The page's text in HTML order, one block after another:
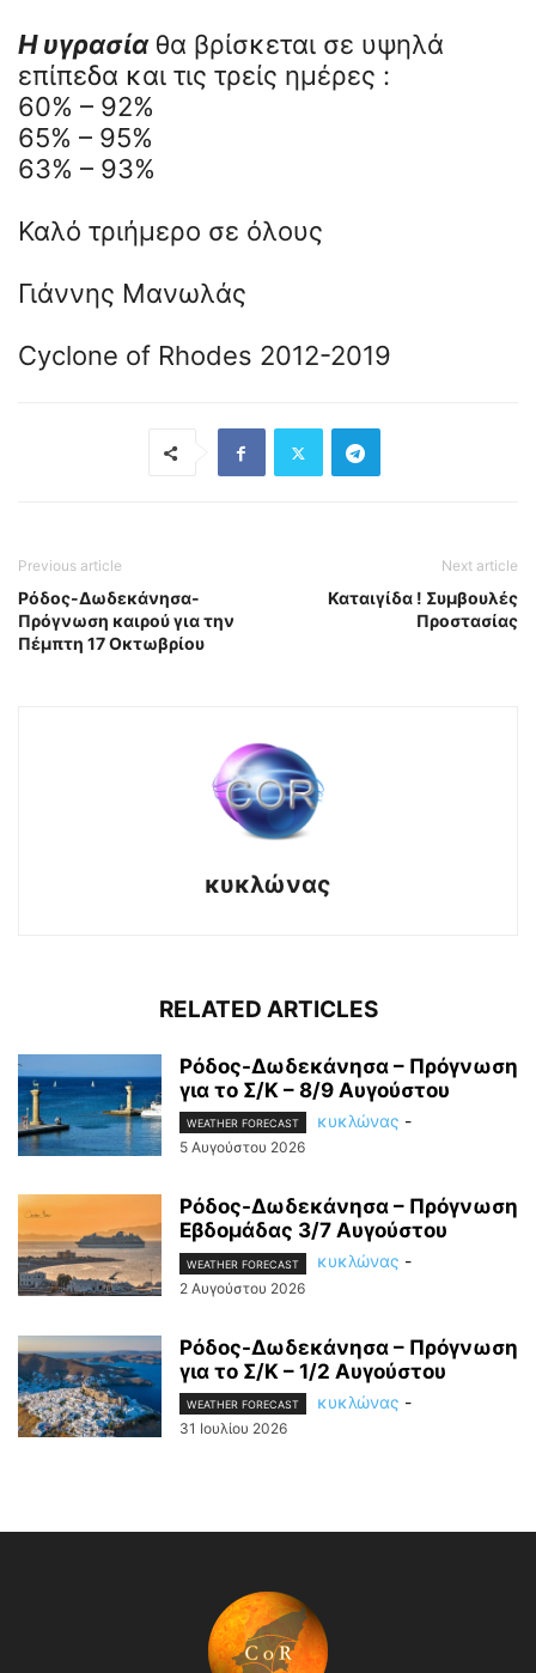
Η υγρασίαθα βρίσκεται σε υψηλά
επίπεδα και τις τρείς ημέρες :
60% – 92%
65% – 95%
63% – 93%
Καλό τριήμερο σε όλους
Γιάννης Μανωλάς
Cyclone of Rhodes 2012-2019
Previous article
Ρόδος-Δωδεκάνησα-
Πρόγνωση καιρού για την
Πέμπτη 17 Οκτωβρίου
Next article
Καταιγίδα ! Συμβουλές
Προστασίας
κυκλώνας
RELATED ARTICLES
Ρόδος-Δωδεκάνησα – Πρόγνωση
για το Σ/Κ – 8/9 Αυγούστου
WEATHER FORECAST κυκλώνας -
5 Αυγούστου 2026
Ρόδος-Δωδεκάνησα – Πρόγνωση
Εβδομάδας 3/7 Αυγούστου
WEATHER FORECAST κυκλώνας -
2 Αυγούστου 2026
Ρόδος-Δωδεκάνησα – Πρόγνωση
για το Σ/Κ – 1/2 Αυγούστου
WEATHER FORECAST κυκλώνας -
31 Ιουλίου 2026